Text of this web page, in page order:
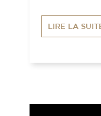
LIRE LA